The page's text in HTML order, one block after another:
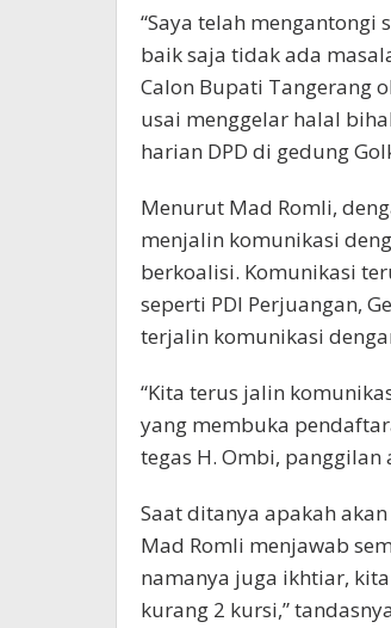
“Saya telah mengantongi
baik saja tidak ada
Calon Bupati Tangerang
usai menggelar halal
harian DPD di gedung
Menurut Mad Romli,
menjalin komunikasi
berkoalisi. Komunikasi
seperti PDI Perjuangan,
terjalin komunikasi
“Kita terus jalin
yang membuka
tegas H. Ombi, panggilan
Saat ditanya apakah
Mad Romli menjawab
namanya juga ikhtiar,
kurang 2 kursi,”